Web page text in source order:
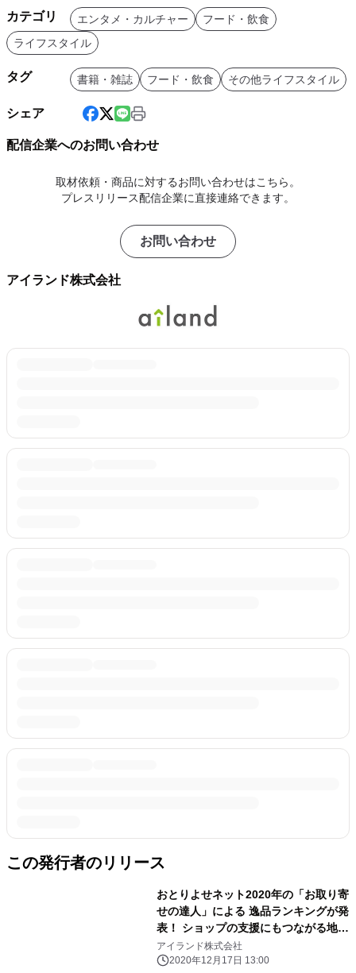
カテゴリ エンタメ・カルチャー
フード・飲食
ライフスタイル
タグ 書籍・雑誌 フード・飲食 その他ライフスタイル
シェア
配信企業へのお問い合わせ
取材依頼・商品に対するお問い合わせはこちら。
プレスリリース配信企業に直接連絡できます。
お問い合わせ
アイランド株式会社
この発行者のリリース
おとりよせネット2020年の「お取り寄
せの達人」による 逸品ランキングが発
表！ ショップの支援にもつながる地域
性のある商品が多数ランクイン
アイランド株式会社
2020年12月17日 13:00